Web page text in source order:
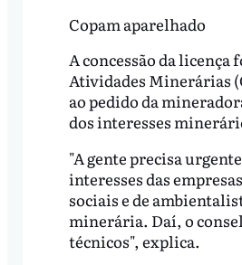
Copam aparelhado
A concessão da licença
Atividades Minerárias
ao pedido da
dos interesses
"A gente precisa
interesses das
sociais e de
minerária. Daí, o
técnicos", explica.